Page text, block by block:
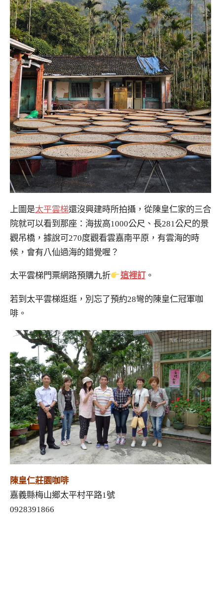
上圖是太平雲梯還沒興建時所拍攝，從陳皇仁家的三合
院就可以看到那座：海拔高1000公尺、長281公尺的景
觀吊橋，據說可270度觀看雲嘉南平原，有雲海的時
候，會有八仙過海的錯覺喔？
太平雲梯門票網路預購九折 這裡訂 。
若到太平雲梯逛逛，別忘了預約28彎的陳皇仁冠軍咖
啡。
陳皇仁莊園咖啡
嘉義縣梅山鄉太平村平路1號
0928391866